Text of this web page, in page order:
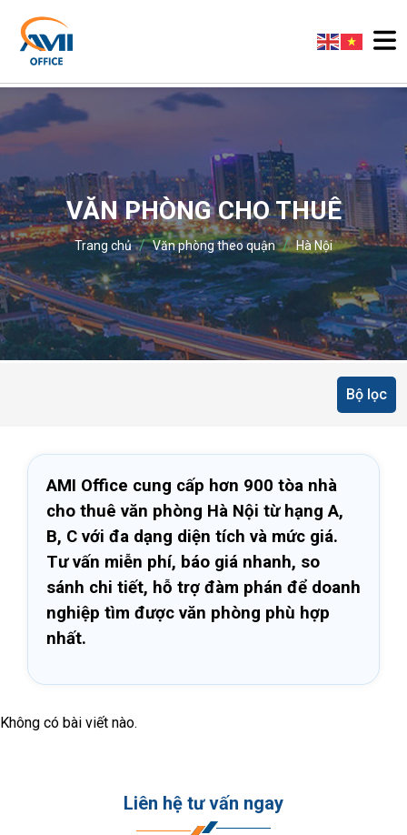
VĂN PHÒNG CHO THUÊ
Trang chủ /Văn phòng theo quận /Hà Nội
Bộ lọc
AMI Office cung cấp hơn 900 tòa nhà
cho thuê văn phòng Hà Nội từ hạng A,
B, C với đa dạng diện tích và mức giá.
Tư vấn miễn phí, báo giá nhanh, so
sánh chi tiết, hỗ trợ đàm phán để doanh
nghiệp tìm được văn phòng phù hợp
nhất.
Không có bài viết nào.
Liên hệ tư vấn ngay